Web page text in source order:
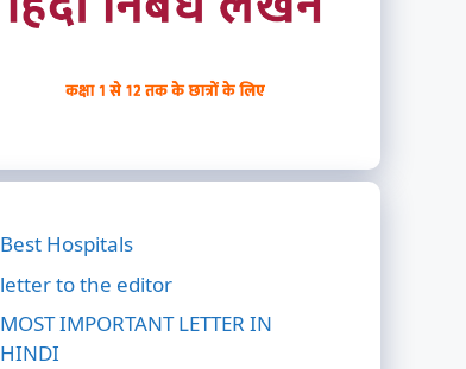
Best Hospitals
letter to the editor
MOST IMPORTANT LETTER IN
HINDI